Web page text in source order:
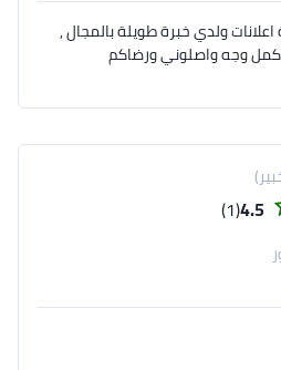
ولدي خبرة طويلة بالمجال ,
وجه واصلوني ورضاكم
4.5
(1)